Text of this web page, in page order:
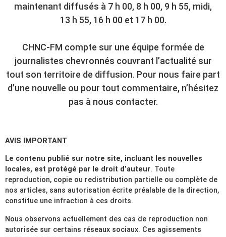
maintenant diffusés à 7 h 00, 8 h 00, 9 h 55, midi,
13 h 55, 16 h 00 et 17 h 00.
CHNC-FM compte sur une équipe formée de
journalistes chevronnés couvrant l’actualité sur
tout son territoire de diffusion. Pour nous faire part
d’une nouvelle ou pour tout commentaire, n’hésitez
pas à nous contacter.
AVIS IMPORTANT
Le contenu publié sur notre site, incluant les nouvelles
locales, est protégé par le droit d’auteur. Toute
reproduction, copie ou redistribution partielle ou complète de
nos articles, sans autorisation écrite préalable de la direction,
constitue une infraction à ces droits.
Nous observons actuellement des cas de reproduction non
autorisée sur certains réseaux sociaux. Ces agissements